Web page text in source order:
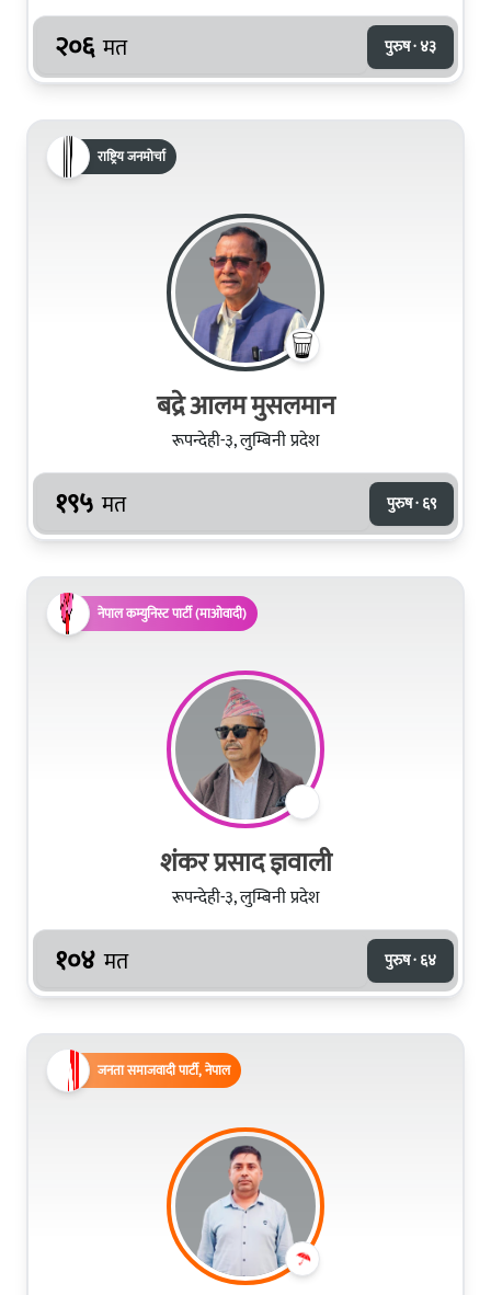
२०६ मत पुरुष · ४३
राष्ट्रिय जनमोर्चा
बद्रे आलम मुसलमान
रूपन्देही-३, लुम्बिनी प्रदेश
१९५ मत पुरुष · ६९
नेपाल कम्युनिस्ट पार्टी (माओवादी)
शंकर प्रसाद ज्ञवाली
रूपन्देही-३, लुम्बिनी प्रदेश
१०४ मत पुरुष · ६४
जनता समाजवादी पार्टी, नेपाल